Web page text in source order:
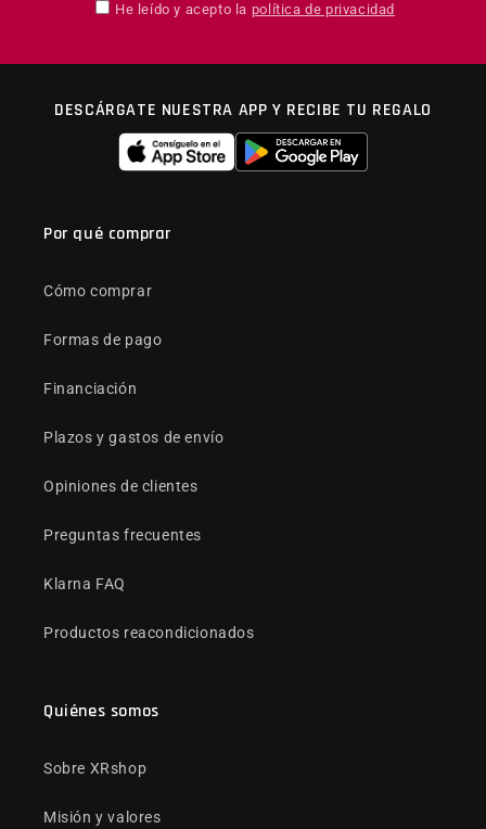
He leído y acepto la política de privacidad
DESCÁRGATE NUESTRA APP Y RECIBE TU REGALO
Por qué comprar
Cómo comprar
Formas de pago
Financiación
Plazos y gastos de envío
Opiniones de clientes
Preguntas frecuentes
Klarna FAQ
Productos reacondicionados
Quiénes somos
Sobre XRshop
Misión y valores